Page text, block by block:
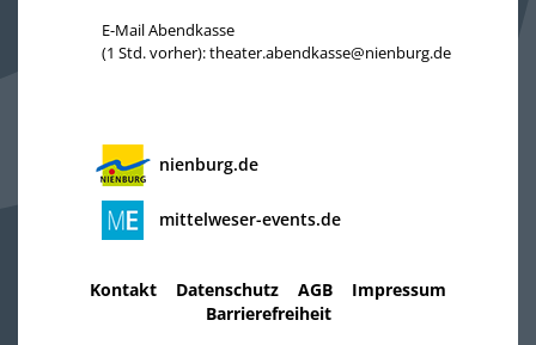
E-Mail Abendkasse
(1 Std. vorher):theater.abendkasse@nienburg.de
nienburg.de
mittelweser-events.de
Kontakt Datenschutz AGB
Impressum
Barrierefreiheit